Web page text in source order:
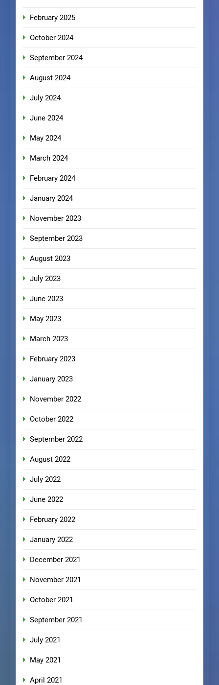
February 2025
October 2024
September 2024
August 2024
July 2024
June 2024
May 2024
March 2024
February 2024
January 2024
November 2023
September 2023
August 2023
July 2023
June 2023
May 2023
March 2023
February 2023
January 2023
November 2022
October 2022
September 2022
August 2022
July 2022
June 2022
February 2022
January 2022
December 2021
November 2021
October 2021
September 2021
July 2021
May 2021
April 2021